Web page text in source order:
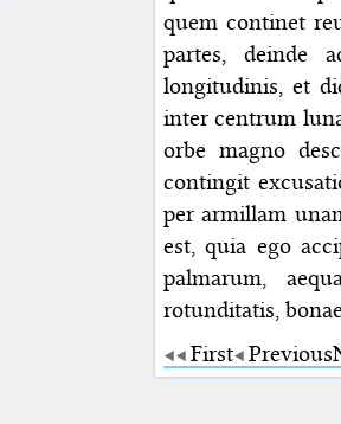
quem continet
partes, deinde
longitudinis, et
inter centrum
orbe magno
contingit
per armillam
est, quia ego
palmarum,
rotunditatis,
First Previous